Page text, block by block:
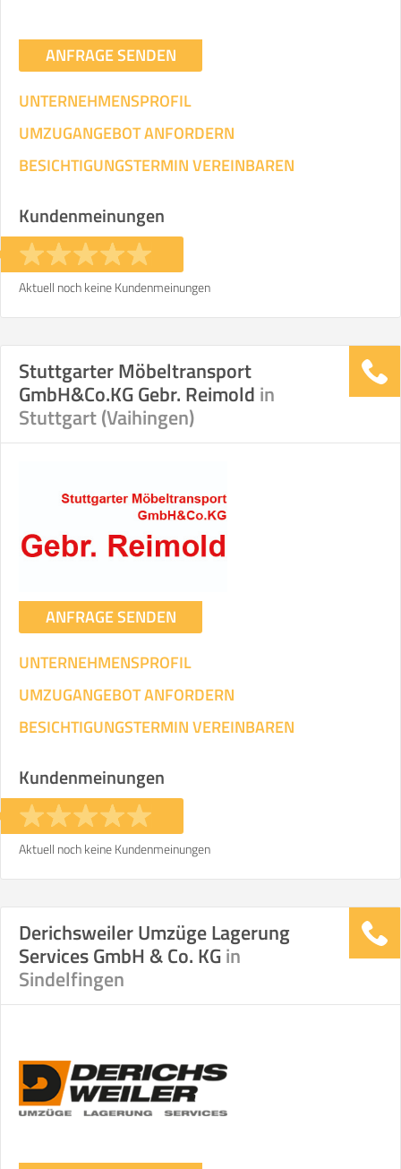
ANFRAGE SENDEN
UNTERNEHMENSPROFIL
UMZUGANGEBOT ANFORDERN
BESICHTIGUNGSTERMIN VEREINBAREN
Kundenmeinungen
Aktuell noch keine Kundenmeinungen
Stuttgarter Möbeltransport
GmbH&Co.KG Gebr. Reimold in
Stuttgart (Vaihingen)
ANFRAGE SENDEN
UNTERNEHMENSPROFIL
UMZUGANGEBOT ANFORDERN
BESICHTIGUNGSTERMIN VEREINBAREN
Kundenmeinungen
Aktuell noch keine Kundenmeinungen
Derichsweiler Umzüge Lagerung
Services GmbH & Co. KGin
Sindelfingen